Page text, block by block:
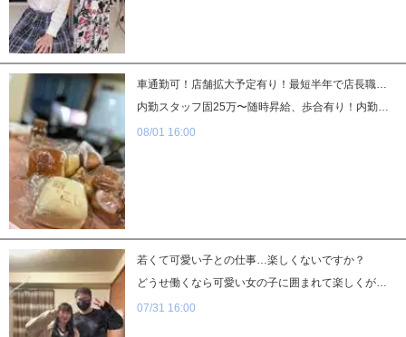
車通勤可！店舗拡大予定有り！最短半年で店長職可能♪
内勤スタッフ固25万〜随時昇給、歩合有り！内勤希望の方もドライバー希望の方もお車持ち込みの方は大歓迎(・∀・)ノシ駐車場も完備していますヽ(≧▽≦)ﾉドライバーさんは地図やスマホで走れる経験者様は特に優遇致します！ですが…ドライバーさん、内勤さんともに未経験の方大募集です!!!初めは出来なくて当たり前。真面目さと一生懸命さが大事です!!ちなみに送迎の間の待機時間でももちろん時給は発生します♪この機会に当店のカワイコちゃんと楽しく働きましょう!!本職の空いた時間を有意義に遣ってみませんか？(^^)面接だけでも大丈夫です!!お気軽にご連絡願います（＾ω＾）電話：048-961-1072オフィシャルサイト：http://kimi-sap.com/
08/01 16:00
若くて可愛い子との仕事…楽しくないですか？
07/31 16:00